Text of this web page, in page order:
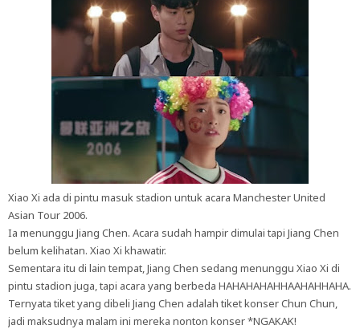
Xiao Xi ada di pintu masuk stadion untuk acara Manchester United
Asian Tour 2006.
Ia menunggu Jiang Chen. Acara sudah hampir dimulai tapi Jiang Chen
belum kelihatan. Xiao Xi khawatir.
Sementara itu di lain tempat, Jiang Chen sedang menunggu Xiao Xi di
pintu stadion juga, tapi acara yang berbeda HAHAHAHAHHAAHAHHAHA.
Ternyata tiket yang dibeli Jiang Chen adalah tiket konser Chun Chun,
jadi maksudnya malam ini mereka nonton konser *NGAKAK!